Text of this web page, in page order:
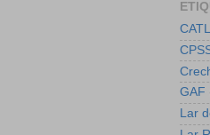
CATL
GAF
Lar